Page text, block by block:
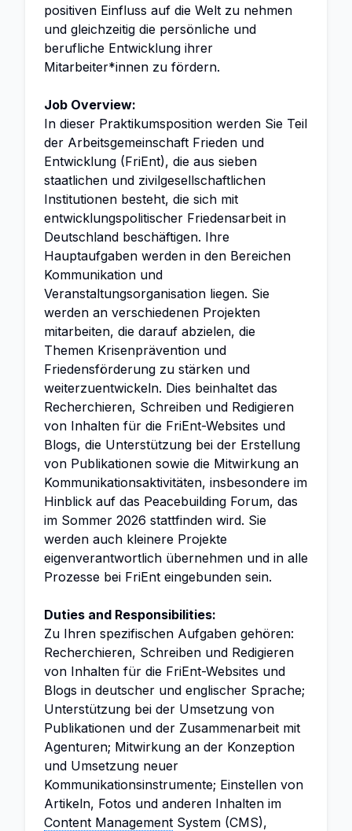
positiven Einfluss auf die Welt zu nehmen
und gleichzeitig die persönliche und
berufliche Entwicklung ihrer
Mitarbeiter*innen zu fördern.
Job Overview:
In dieser Praktikumsposition werden Sie Teil
der Arbeitsgemeinschaft Frieden und
Entwicklung (FriEnt), die aus sieben
staatlichen und zivilgesellschaftlichen
Institutionen besteht, die sich mit
entwicklungspolitischer Friedensarbeit in
Deutschland beschäftigen. Ihre
Hauptaufgaben werden in den Bereichen
Kommunikation und
Veranstaltungsorganisation liegen. Sie
werden an verschiedenen Projekten
mitarbeiten, die darauf abzielen, die
Themen Krisenprävention und
Friedensförderung zu stärken und
weiterzuentwickeln. Dies beinhaltet das
Recherchieren, Schreiben und Redigieren
von Inhalten für die FriEnt-Websites und
Blogs, die Unterstützung bei der Erstellung
von Publikationen sowie die Mitwirkung an
Kommunikationsaktivitäten, insbesondere im
Hinblick auf das Peacebuilding Forum, das
im Sommer 2026 stattfinden wird. Sie
werden auch kleinere Projekte
eigenverantwortlich übernehmen und in alle
Prozesse bei FriEnt eingebunden sein.
Duties and Responsibilities:
Zu Ihren spezifischen Aufgaben gehören:
Recherchieren, Schreiben und Redigieren
von Inhalten für die FriEnt-Websites und
Blogs in deutscher und englischer Sprache;
Unterstützung bei der Umsetzung von
Publikationen und der Zusammenarbeit mit
Agenturen; Mitwirkung an der Konzeption
und Umsetzung neuer
Kommunikationsinstrumente; Einstellen von
Artikeln, Fotos und anderen Inhalten im
Content Management System (CMS),